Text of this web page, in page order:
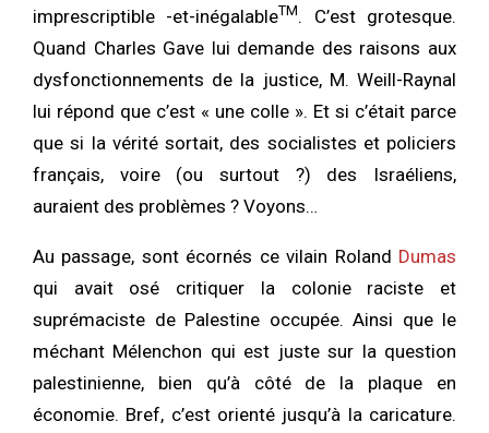
imprescriptible -et-inégalableTM. C’est grotesque.
Quand Charles Gave lui demande des raisons aux
dysfonctionnements de la justice, M. Weill-Raynal
lui répond que c’est « une colle ». Et si c’était parce
que si la vérité sortait, des socialistes et policiers
français, voire (ou surtout ?) des Israéliens,
auraient des problèmes ? Voyons…
Au passage, sont écornés ce vilain Roland Dumas
qui avait osé critiquer la colonie raciste et
suprémaciste de Palestine occupée. Ainsi que le
méchant Mélenchon qui est juste sur la question
palestinienne, bien qu’à côté de la plaque en
économie. Bref, c’est orienté jusqu’à la caricature.